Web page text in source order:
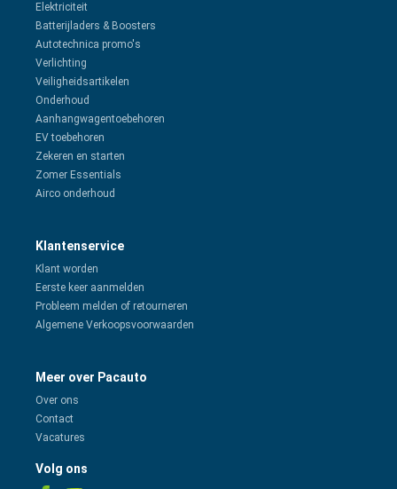
Elektriciteit
Batterijladers & Boosters
Autotechnica promo's
Verlichting
Veiligheidsartikelen
Onderhoud
Aanhangwagentoebehoren
EV toebehoren
Zekeren en starten
Zomer Essentials
Airco onderhoud
Klantenservice
Klant worden
Eerste keer aanmelden
Probleem melden of retourneren
Algemene Verkoopsvoorwaarden
Meer over Pacauto
Over ons
Contact
Vacatures
Volg ons